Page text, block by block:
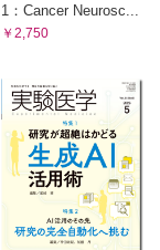
1：Cancer Neurosc...
￥2,750